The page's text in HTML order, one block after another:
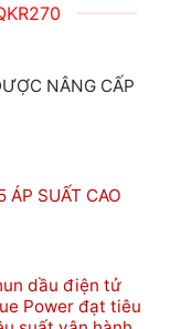
NÂNG CẤP
ÁP SUẤT CAO
dầu điện tử
Power đạt tiêu